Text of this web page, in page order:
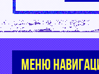
МЕНЮ